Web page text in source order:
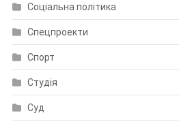
Соціальна політика
Спецпроекти
Спорт
Студія
Суд